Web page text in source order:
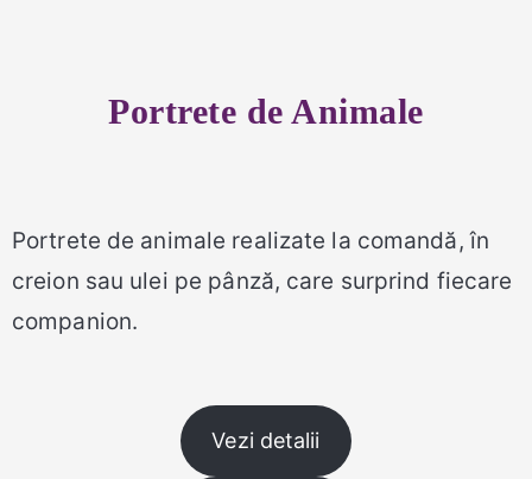
Portrete de Animale
Portrete de animale realizate la comandă, în
creion sau ulei pe pânză, care surprind fiecare
companion.
Vezi detalii